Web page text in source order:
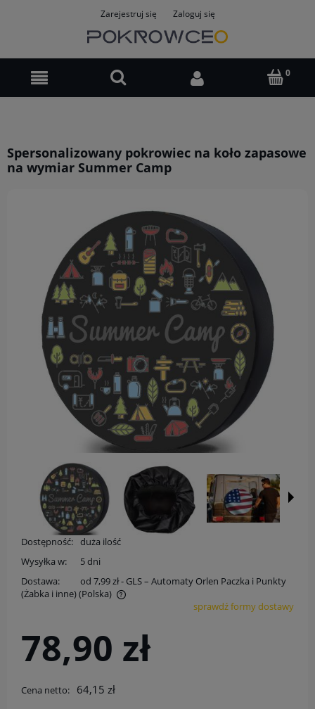
Zarejestruj się Zaloguj się
Spersonalizowany pokrowiec na koło zapasowe
na wymiar Summer Camp
Dostępność: duża ilość
Wysyłka w:
5 dni
Dostawa:
od 7,99 zł- GLS – Automaty Orlen Paczka i Punkty
(Żabka i inne)(Polska)
Cena nie zawiera ewentualnych kosztów płatnościsprawdź formy dostawy
78,90 zł
Cena netto: 64,15 zł